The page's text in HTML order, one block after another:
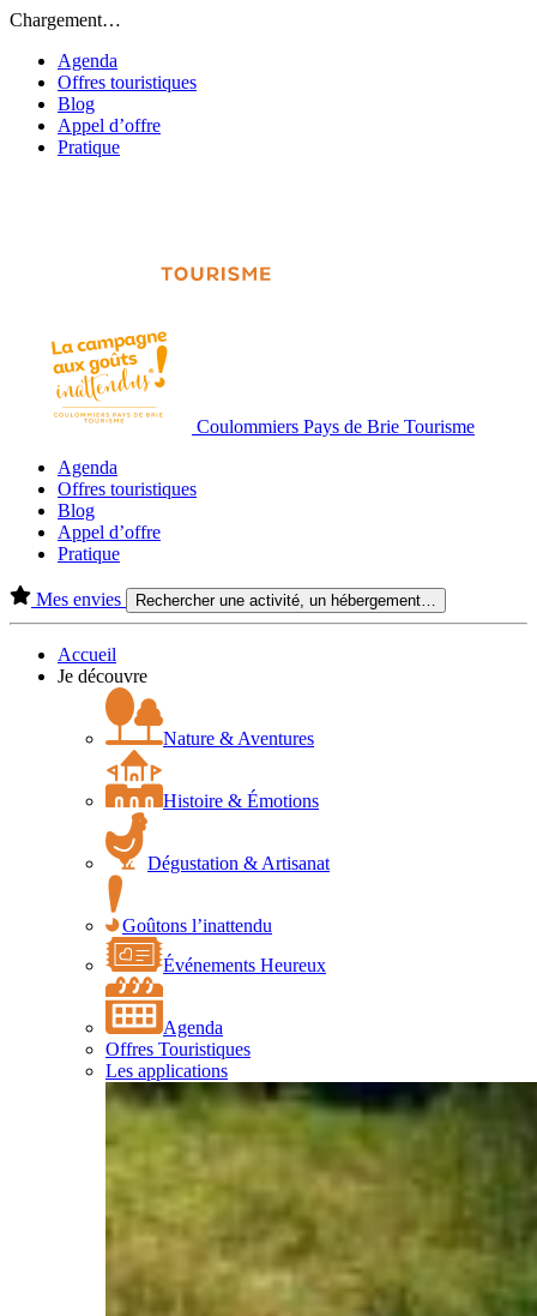
Chargement…
Agenda
Offres touristiques
Blog
Appel d’offre
Pratique
Coulommiers Pays de Brie Tourisme
Agenda
Offres touristiques
Blog
Appel d’offre
Pratique
Mes envies Rechercher une activité, un hébergement…
Accueil
Je découvre
Nature & Aventures
Histoire & Émotions
Dégustation & Artisanat
Goûtons l’inattendu
Événements Heureux
Agenda
Offres Touristiques
Les applications